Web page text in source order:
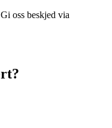
oss beskjed via